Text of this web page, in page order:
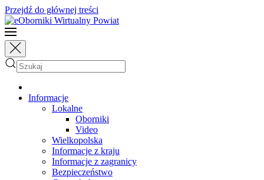
Przejdź do głównej treści
Informacje
Lokalne
Oborniki
Video
Wielkopolska
Informacje z kraju
Informacje z zagranicy
Bezpieczeństwo